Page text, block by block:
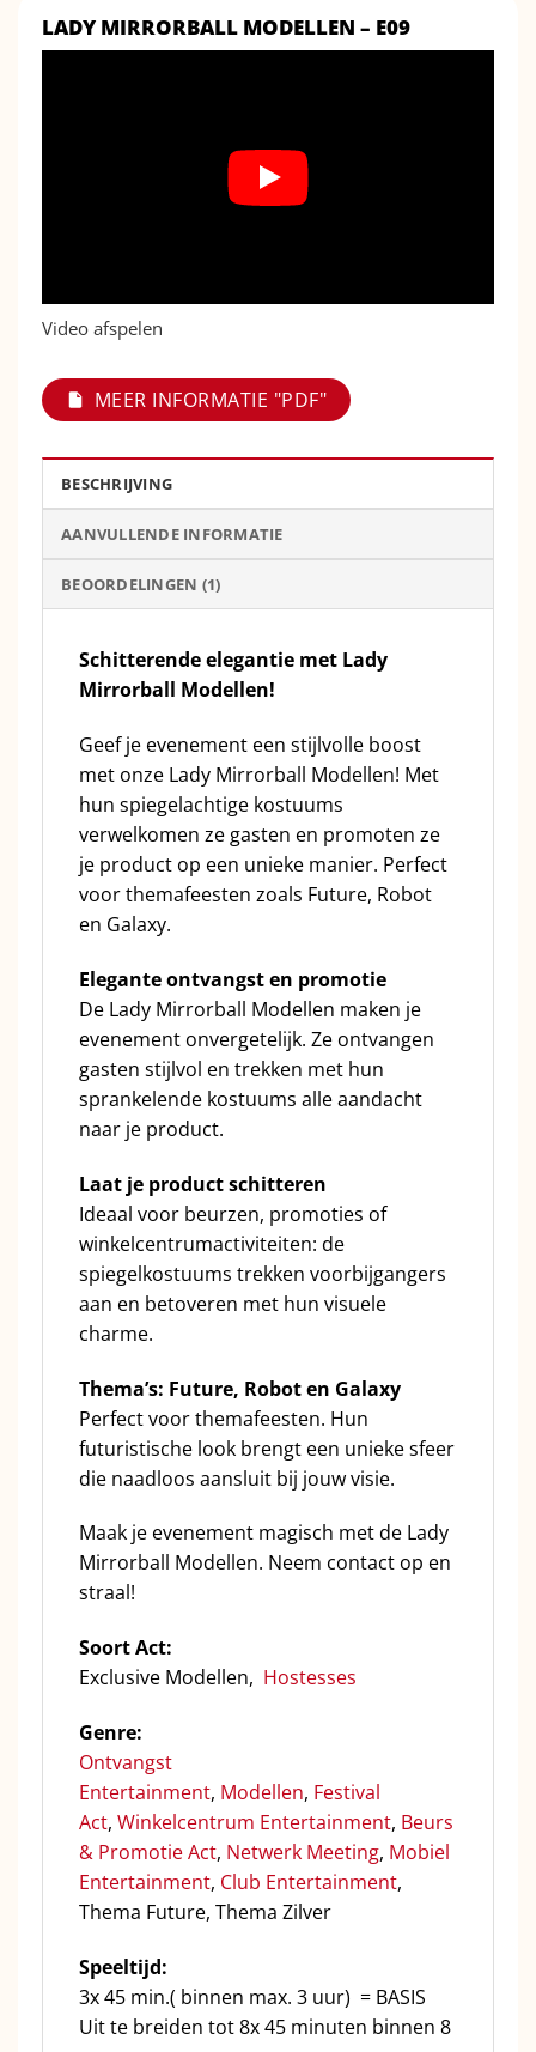
LADY MIRRORBALL MODELLEN – E09
Video afspelen
MEER INFORMATIE "PDF"
BESCHRIJVING
AANVULLENDE INFORMATIE
BEOORDELINGEN (1)
Schitterende elegantie met Lady
Mirrorball Modellen!
Geef je evenement een stijlvolle boost
met onze Lady Mirrorball Modellen! Met
hun spiegelachtige kostuums
verwelkomen ze gasten en promoten ze
je product op een unieke manier. Perfect
voor themafeesten zoals Future, Robot
en Galaxy.
Elegante ontvangst en promotie
De Lady Mirrorball Modellen maken je
evenement onvergetelijk. Ze ontvangen
gasten stijlvol en trekken met hun
sprankelende kostuums alle aandacht
naar je product.
Laat je product schitteren
Ideaal voor beurzen, promoties of
winkelcentrumactiviteiten: de
spiegelkostuums trekken voorbijgangers
aan en betoveren met hun visuele
charme.
Thema’s: Future, Robot en Galaxy
Perfect voor themafeesten. Hun
futuristische look brengt een unieke sfeer
die naadloos aansluit bij jouw visie.
Maak je evenement magisch met de Lady
Mirrorball Modellen. Neem contact op en
straal!
Soort Act:
Exclusive Modellen, Hostesses
Genre:
Ontvangst
Entertainment, Modellen, Festival
Act, Winkelcentrum Entertainment, Beurs
& Promotie Act, Netwerk Meeting, Mobiel
Entertainment, Club Entertainment,
Thema Future, Thema Zilver
Speeltijd:
3x 45 min.( binnen max. 3 uur) = BASIS
Uit te breiden tot 8x 45 minuten binnen 8